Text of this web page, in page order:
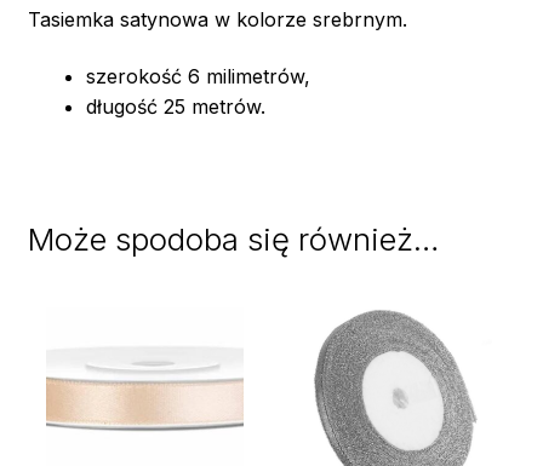
Tasiemka satynowa w kolorze srebrnym.
szerokość 6 milimetrów,
długość 25 metrów.
Może spodoba się również…